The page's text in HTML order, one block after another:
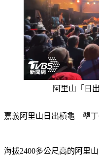
阿里山「日
嘉義阿里山日出槓龜　墾
海拔2400多公尺高的阿里